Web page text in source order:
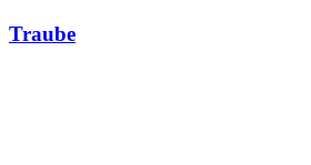
Traube